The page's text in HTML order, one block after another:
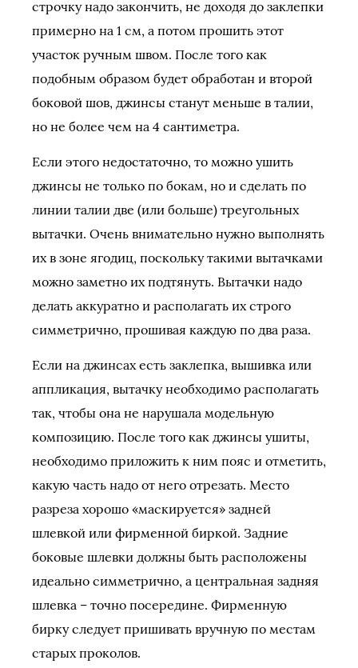
строчку надо закончить, не доходя до заклепки
примерно на 1 см, а потом прошить этот
участок ручным швом. После того как
подобным образом будет обработан и второй
боковой шов, джинсы станут меньше в талии,
но не более чем на 4 сантиметра.
Если этого недостаточно, то можно ушить
джинсы не только по бокам, но и сделать по
линии талии две (или больше) треугольных
вытачки. Очень внимательно нужно выполнять
их в зоне ягодиц, поскольку такими вытачками
можно заметно их подтянуть. Вытачки надо
делать аккуратно и располагать их строго
симметрично, прошивая каждую по два раза.
Если на джинсах есть заклепка, вышивка или
аппликация, вытачку необходимо располагать
так, чтобы она не нарушала модельную
композицию. После того как джинсы ушиты,
необходимо приложить к ним пояс и отметить,
какую часть надо от него отрезать. Место
разреза хорошо «маскируется» задней
шлевкой или фирменной биркой. Задние
боковые шлевки должны быть расположены
идеально симметрично, а центральная задняя
шлевка – точно посередине. Фирменную
бирку следует пришивать вручную по местам
старых проколов.